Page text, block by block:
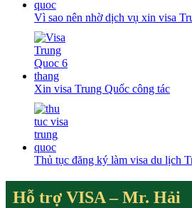
Vì sao nên nhờ dịch vụ xin visa
Xin visa Trung Quốc công tác
Thủ tục đăng ký làm visa du lịch
Hỗ trợ VISA – Mr. Hải